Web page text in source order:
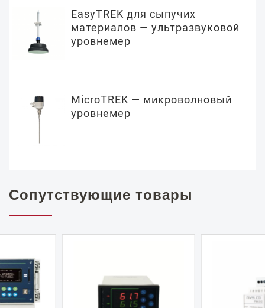
EasyTREK для сыпучих
материалов — ультразвуковой
уровнемер
MicroTREK — микроволновый
уровнемер
Сопутствующие товары